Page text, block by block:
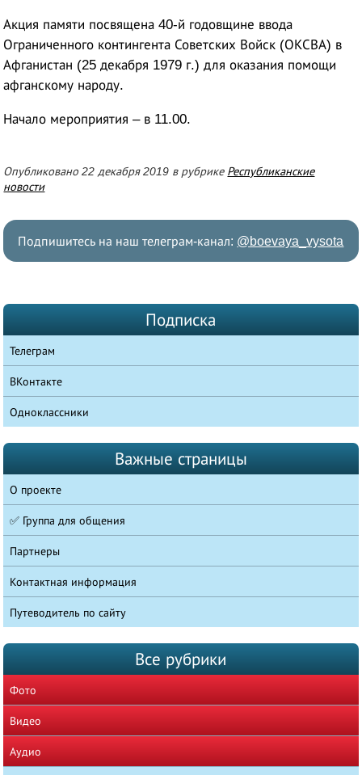
Акция памяти посвящена 40-й годовщине ввода
Ограниченного контингента Советских Войск (ОКСВА) в
Афганистан (25 декабря 1979 г.) для оказания помощи
афганскому народу.
Начало мероприятия – в 11.00.
Опубликовано 22 декабря 2019 в рубрике Республиканские
новости
Подпишитесь на наш телеграм-канал: @boevaya_vysota
Подписка
Телеграм
ВКонтакте
Одноклассники
Важные страницы
О проекте
✅ Группа для общения
Партнеры
Контактная информация
Путеводитель по сайту
Все рубрики
Фото
Видео
Аудио